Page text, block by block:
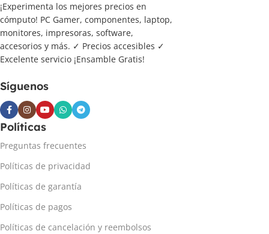
¡Experimenta los mejores precios en
cómputo! PC Gamer, componentes, laptop,
monitores, impresoras, software,
accesorios y más. ✓ Precios accesibles ✓
Excelente servicio ¡Ensamble Gratis!
Síguenos
Políticas
Preguntas frecuentes
Políticas de privacidad
Políticas de garantía
Políticas de pagos
Políticas de cancelación y reembolsos